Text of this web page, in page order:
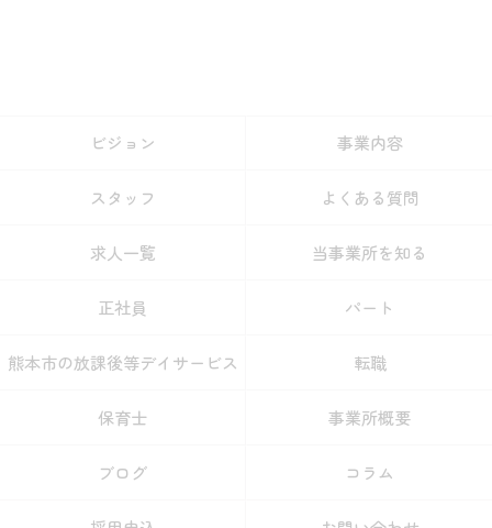
ビジョン 事業内容
スタッフ よくある質問
求人一覧 当事業所を知る
正社員 パート
熊本市の放課後等デイサービス 転職
保育士 事業所概要
ブログ コラム